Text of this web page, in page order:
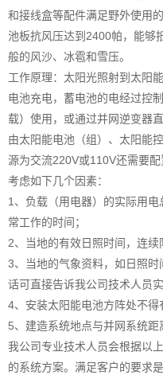
和接线盒等配件满足野外使用
池板抗风压达到2400帕，能够
般的风沙、冰雹和雪压。
工作原理：太阳光照射到太阳
电池充电，蓄电池的电经过控
载）使用，或通过并网逆变器
由太阳能电池（组）、太阳能
源为交流220V或110V还需要
考虑如下几个因素：
1、负载（用电器）的实际用
常工作的时间；
2、当地的有效日照时间，连续
3、当地的气象资料，如日照
话可直接告诉我公司技术人员实
4、安装太阳能电池方阵处不得
5、建造系统地点与并网系统距
我公司专业技术人员会根据以
的系统方案。满足客户的要求